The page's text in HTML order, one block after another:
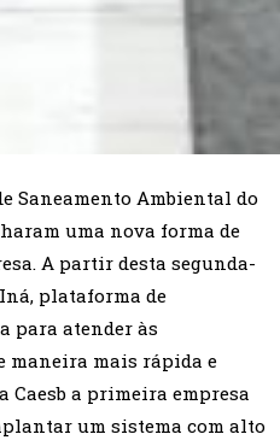
Saneamento Ambiental do
uma nova forma de
A partir desta segunda-
plataforma de
atender às
maneira mais rápida e
a primeira empresa
um sistema com alto